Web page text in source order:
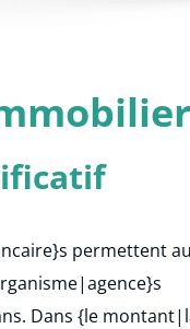
permettent
Dans {le